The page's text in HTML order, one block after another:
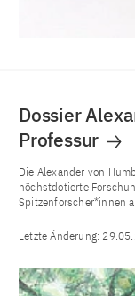
Dossier
Professur
Die Alexander von
höchstdotierte
Spitzenforscher*innen
Letzte Änderung: